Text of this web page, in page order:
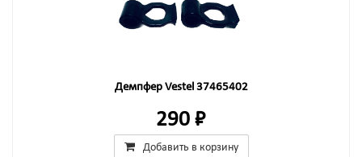
Демпфер Vestel 37465402
290 ₽
Добавить в корзину